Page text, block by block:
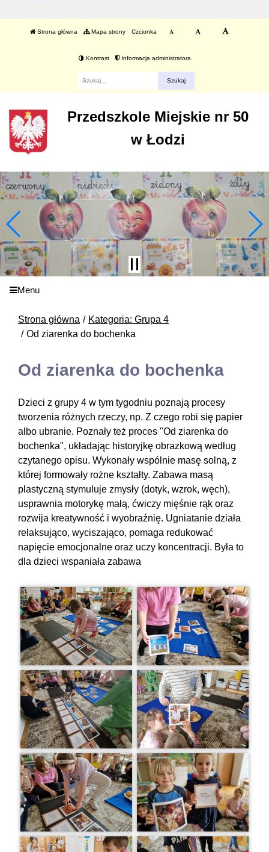
Strona główna Mapa strony Czcionka
Kontrast Informacja administratora
Przedszkole Miejskie nr 50
w Łodzi
Menu
Strona główna
Kategoria: Grupa 4
Od ziarenka do bochenka
Od ziarenka do bochenka
Dzieci z grupy 4 w tym tygodniu poznają procesy
tworzenia różnych rzeczy, np. Z czego robi się papier
albo ubranie. Poznały też proces "Od ziarenka do
bochenka", układając historyjkę obrazkową według
czytanego opisu. Wykonały wspólnie masę solną, z
której formowały rożne kształty. Zabawa masą
plastyczną stymuluje zmysły (dotyk, wzrok, węch),
usprawnia motorykę małą, ćwiczy mięśnie rąk oraz
rozwija kreatywność i wyobraźnię. Ugniatanie działa
relaksująco, wyciszająco, pomaga redukować
napięcie emocjonalne oraz uczy koncentracji. Była to
dla dzieci wspaniała zabawa